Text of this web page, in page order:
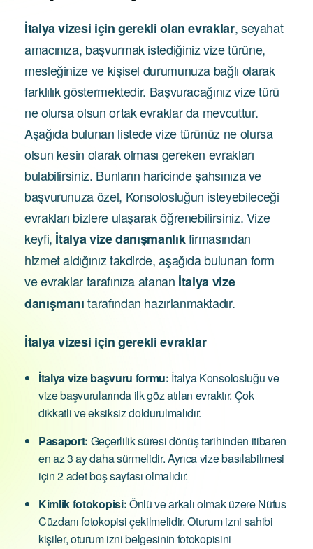
İtalya vizesi için gerekli olan evraklar, seyahat
amacınıza, başvurmak istediğiniz vize türüne,
mesleğinize ve kişisel durumunuza bağlı olarak
farklılık göstermektedir. Başvuracağınız vize türü
ne olursa olsun ortak evraklar da mevcuttur.
Aşağıda bulunan listede vize türünüz ne olursa
olsun kesin olarak olması gereken evrakları
bulabilirsiniz. Bunların haricinde şahsınıza ve
başvurunuza özel, Konsolosluğun isteyebileceği
evrakları bizlere ulaşarak öğrenebilirsiniz. Vize
keyfi, İtalya vize danışmanlıkfirmasından
hizmet aldığınız takdirde, aşağıda bulunan form
ve evraklar tarafınıza atanan İtalya vize
danışmanıtarafından hazırlanmaktadır.
İtalya vizesi için gerekli evraklar
İtalya vize başvuru formu: İtalya Konsolosluğu ve
vize başvurularında ilk göz atılan evraktır. Çok
dikkatli ve eksiksiz doldurulmalıdır.
Pasaport: Geçerlilik süresi dönüş tarihinden itibaren
en az 3 ay daha sürmelidir. Ayrıca vize basılabilmesi
için 2 adet boş sayfası olmalıdır.
Kimlik fotokopisi:Önlü ve arkalı olmak üzere Nüfus
Cüzdanı fotokopisi çekilmelidir. Oturum izni sahibi
kişiler, oturum izni belgesinin fotokopisini